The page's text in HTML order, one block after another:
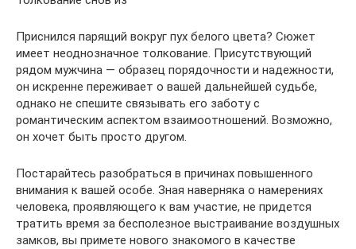
Приснился парящий вокруг пух белого цвета? Сюжет
имеет неоднозначное толкование. Присутствующий
рядом мужчина — образец порядочности и надежности,
он искренне переживает о вашей дальнейшей судьбе,
однако не спешите связывать его заботу с
романтическим аспектом взаимоотношений. Возможно,
он хочет быть просто другом.
Постарайтесь разобраться в причинах повышенного
внимания к вашей особе. Зная наверняка о намерениях
человека, проявляющего к вам участие, не придется
тратить время за бесполезное выстраивание воздушных
замков, вы примете нового знакомого в качестве